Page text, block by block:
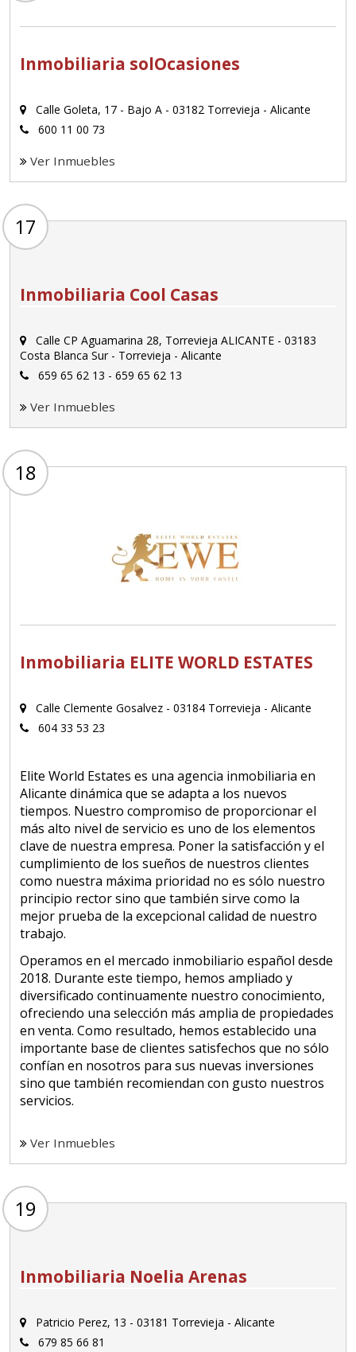
Inmobiliaria solOcasiones
Calle Goleta, 17 - Bajo A - 03182 Torrevieja - Alicante
600 11 00 73
Ver Inmuebles
17
Inmobiliaria Cool Casas
Calle CP Aguamarina 28, Torrevieja ALICANTE - 03183
Costa Blanca Sur - Torrevieja - Alicante
659 65 62 13 - 659 65 62 13
Ver Inmuebles
18
Inmobiliaria ELITE WORLD ESTATES
Calle Clemente Gosalvez - 03184 Torrevieja - Alicante
604 33 53 23
Elite World Estates es una agencia inmobiliaria en
Alicante dinámica que se adapta a los nuevos
tiempos. Nuestro compromiso de proporcionar el
más alto nivel de servicio es uno de los elementos
clave de nuestra empresa. Poner la satisfacción y el
cumplimiento de los sueños de nuestros clientes
como nuestra máxima prioridad no es sólo nuestro
principio rector sino que también sirve como la
mejor prueba de la excepcional calidad de nuestro
trabajo.
Operamos en el mercado inmobiliario español desde
2018. Durante este tiempo, hemos ampliado y
diversificado continuamente nuestro conocimiento,
ofreciendo una selección más amplia de propiedades
en venta. Como resultado, hemos establecido una
importante base de clientes satisfechos que no sólo
confían en nosotros para sus nuevas inversiones
sino que también recomiendan con gusto nuestros
servicios.
Ver Inmuebles
19
Inmobiliaria Noelia Arenas
Patricio Perez, 13 - 03181 Torrevieja - Alicante
679 85 66 81